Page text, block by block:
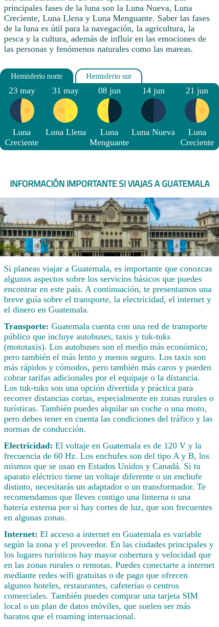
principales fases de la luna son la Luna Nueva, Luna
Creciente, Luna Llena y Luna Menguante. Saber las fases
de la luna es útil para la navegación, la agricultura, la
pesca y la cultura, además de influir en las emociones de
las personas y fenómenos naturales como las mareas.
23 may
Luna
Creciente
31 may
Luna Llena
08 jun
Luna
Menguante
14 jun
Luna Nueva
21 jun
Luna
Creciente
INFORMACIÓN IMPORTANTE SI VIAJAS A GUATEMALA
Si planeas viajar a Guatemala, es importante que conozcas
algunos aspectos sobre los servicios básicos que puedes
encontrar en este país. A continuación, te presentamos una
breve guía sobre el transporte, la electricidad, el internet y
el dinero en Guatemala.
Transporte: Guatemala cuenta con una red de transporte
público que incluye autobuses, taxis y tuk-tuks
(mototaxis). Los autobuses son el medio más económico,
pero también el más lento y menos seguro. Los taxis son
más rápidos y cómodos, pero también más caros y pueden
cobrar tarifas adicionales por el equipaje o la distancia.
Los tuk-tuks son una opción divertida y práctica para
recorrer distancias cortas, especialmente en zonas rurales o
turísticas. También puedes alquilar un coche o una moto,
pero debes tener en cuenta las condiciones del tráfico y las
normas de conducción.
Electricidad: El voltaje en Guatemala es de 120 V y la
frecuencia de 60 Hz. Los enchufes son del tipo A y B, los
mismos que se usan en Estados Unidos y Canadá. Si tu
aparato eléctrico tiene un voltaje diferente o un enchufe
distinto, necesitarás un adaptador o un transformador. Te
recomendamos que lleves contigo una linterna o una
batería externa por si hay cortes de luz, que son frecuentes
en algunas zonas.
Internet: El acceso a internet en Guatemala es variable
según la zona y el proveedor. En las ciudades principales y
los lugares turísticos hay mayor cobertura y velocidad que
en las zonas rurales o remotas. Puedes conectarte a internet
mediante redes wifi gratuitas o de pago que ofrecen
algunos hoteles, restaurantes, cafeterías o centros
comerciales. También puedes comprar una tarjeta SIM
local o un plan de datos móviles, que suelen ser más
baratos que el roaming internacional.